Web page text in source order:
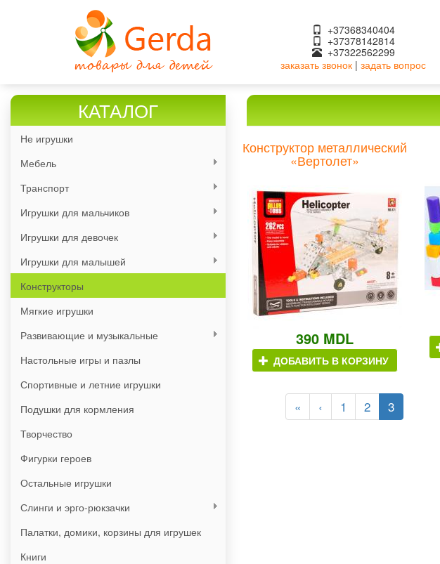
+37368340404
+37378142814
+37322562299
заказать звонок| задать вопрос
КАТАЛОГ
Не игрушки
Мебель
Транспорт
Игрушки для мальчиков
Игрушки для девочек
Игрушки для малышей
Конструкторы
Мягкие игрушки
Развивающие и музыкальные
Настольные игры и пазлы
Спортивные и летние игрушки
Подушки для кормления
Творчество
Фигурки героев
Остальные игрушки
Слинги и эрго-рюкзачки
Палатки, домики, корзины для игрушек
Книги
Конструктор металлический
«Вертолет»
390 MDL
ДОБАВИТЬ В КОРЗИНУ
« ‹ 1 2 3